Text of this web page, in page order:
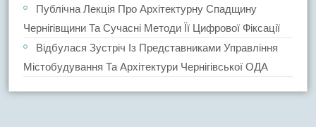
Публічна Лекція Про Архітектурну Спадщину
Чернігівщини Та Сучасні Методи Її Цифрової Фіксації
Відбулася Зустріч Із Представниками Управління
Містобудування Та Архітектури Чернігівської ОДА